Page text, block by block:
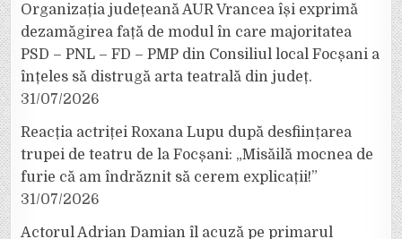
Organizația județeană AUR Vrancea își exprimă
dezamăgirea față de modul în care majoritatea
PSD – PNL – FD – PMP din Consiliul local Focșani a
înțeles să distrugă arta teatrală din județ.
31/07/2026
Reacția actriței Roxana Lupu după desființarea
trupei de teatru de la Focșani: „Misăilă mocnea de
furie că am îndrăznit să cerem explicații!”
31/07/2026
Actorul Adrian Damian îl acuză pe primarul